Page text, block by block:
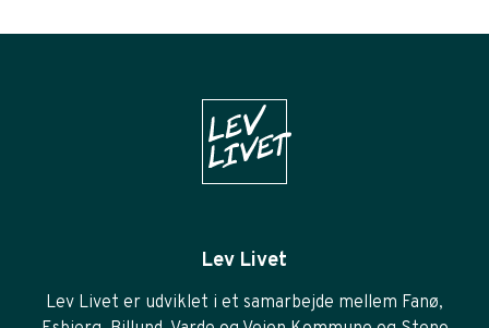
Lev Livet
Lev Livet er udviklet i et samarbejde mellem Fanø,